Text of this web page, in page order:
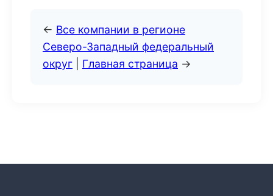
← Все компании в регионе
Северо-Западный федеральный
округ
Главная страница →